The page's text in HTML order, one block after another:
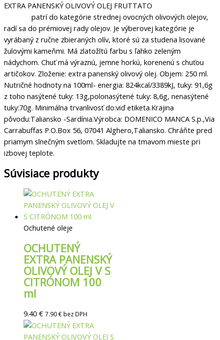
EXTRA PANENSKÝ OLIVOVÝ OLEJ FRUTTATO
patrí do kategórie strednej ovocných olivových olejov,
radí sa do prémiovej rady olejov. Je výberovej kategórie je
vyrábaný z ručne zbieraných olív, ktoré sú za studena lisované
žulovými kameňmi. Má zlatožltú farbu s ľahko zeleným
nádychom. Chuť má výraznú, jemne horkú, korenenú s chuťou
artičokov. Zloženie: extra panenský olivový olej. Objem: 250 ml.
Nutričné hodnoty na 100ml- energia: 824kcal/3389kJ, tuky: 91,6g
z toho nasýtené tuky: 13g,polonasýtené tuky: 8,6g, nenasýtené
tuky:70g. Minimálna trvanlivosť do:viď etiketa.Krajina
pôvodu:Taliansko -Sardínia.Výrobca: DOMENICO MANCA S.p.,Via
Carrabuffas P.O.Box 56, 07041 Alghero,Taliansko. Chráňte pred
priamym slnečným svetlom. Skladujte na tmavom mieste pri
izbovej teplote.
Súvisiace produkty
Ochutené oleje
OCHUTENÝ
EXTRA PANENSKÝ
OLIVOVÝ OLEJ V S
CITRÓNOM 100
ml
9.40 € 7.90€bez DPH